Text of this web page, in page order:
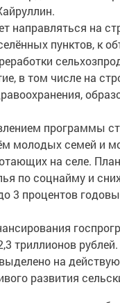
направляться на
пунктов, к
в том числе на
программы
молодых семей и
на селе.
по соцнайму и
3 процентов
триллионов
на
развития